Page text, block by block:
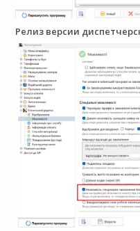
Релиз версии